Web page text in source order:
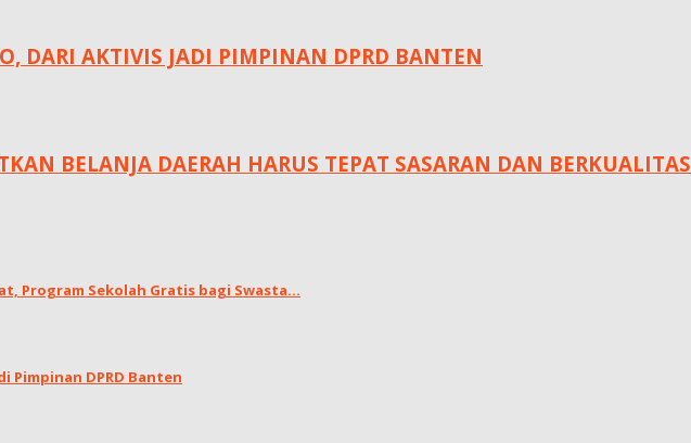
DARI AKTIVIS JADI PIMPINAN DPRD BANTEN
BELANJA DAERAH HARUS TEPAT SASARAN DAN BERKUALITAS
‎Program Sekolah Gratis bagi Swasta...
Pimpinan DPRD Banten